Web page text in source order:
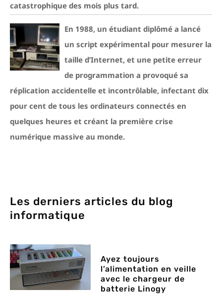
catastrophique des mois plus tard.
En 1988, un étudiant diplômé a lancé
un script expérimental pour mesurer la
taille d’Internet, et une petite erreur
de programmation a provoqué sa
réplication accidentelle et incontrôlable, infectant dix
pour cent de tous les ordinateurs connectés en
quelques heures et créant la première crise
numérique massive au monde.
Les derniers articles du blog
informatique
Ayez toujours
l’alimentation en veille
avec le chargeur de
batterie Linogy